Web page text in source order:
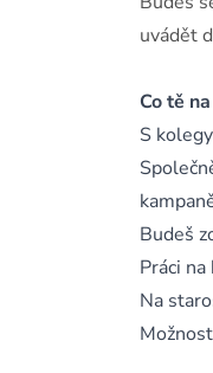
uvádět
Co tě
S
Budeš
Práci
Na